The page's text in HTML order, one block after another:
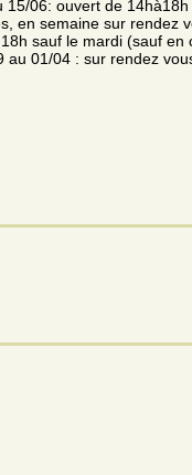
15/06: ouvert de 14hà18h
en semaine sur rendez
sauf le mardi (sauf en
au 01/04 : sur rendez